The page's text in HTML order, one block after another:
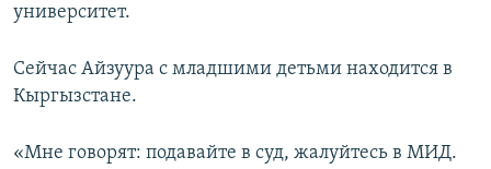
университет.
Сейчас Айзуура с младшими детьми находится в
Кыргызстане.
«Мне говорят: подавайте в суд, жалуйтесь в МИД.